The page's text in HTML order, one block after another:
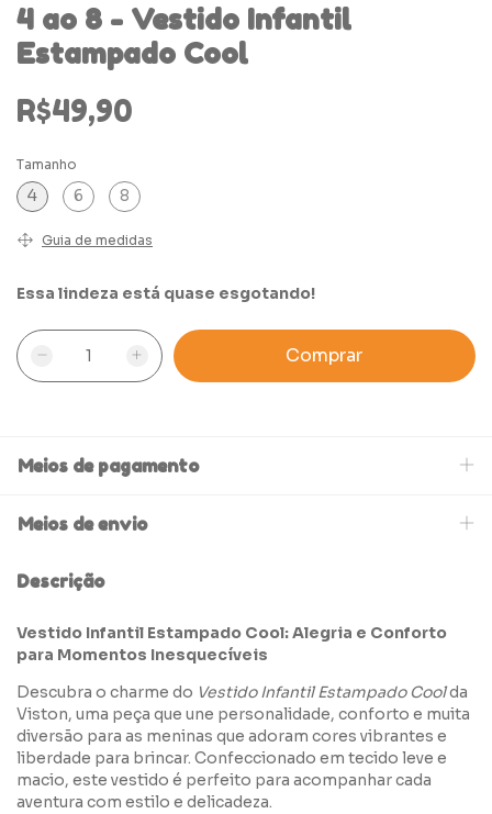
4 ao 8 - Vestido Infantil
Estampado Cool
R$49,90
Tamanho
4 6 8
Guia de medidas
Essa lindeza está quase esgotando!
Meios de pagamento
Meios de envio
Descrição
Vestido Infantil Estampado Cool: Alegria e Conforto
para Momentos Inesquecíveis
Descubra o charme do Vestido Infantil Estampado Coolda
Viston, uma peça que une personalidade, conforto e muita
diversão para as meninas que adoram cores vibrantes e
liberdade para brincar. Confeccionado em tecido leve e
macio, este vestido é perfeito para acompanhar cada
aventura com estilo e delicadeza.